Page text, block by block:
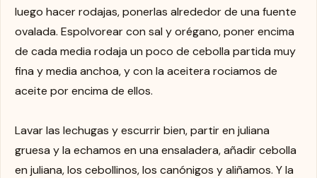
luego hacer rodajas, ponerlas alrededor de una fuente
ovalada. Espolvorear con sal y orégano, poner encima
de cada media rodaja un poco de cebolla partida muy
fina y media anchoa, y con la aceitera rociamos de
aceite por encima de ellos.
Lavar las lechugas y escurrir bien, partir en juliana
gruesa y la echamos en una ensaladera, añadir cebolla
en juliana, los cebollinos, los canónigos y aliñamos. Y la